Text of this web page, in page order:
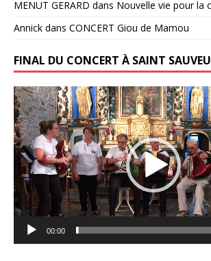
MENUT GERARD dans Nouvelle vie pour la
Annick dans CONCERT Giou de Mamou
FINAL DU CONCERT À SAINT
Lecteur
vidéo
00:00